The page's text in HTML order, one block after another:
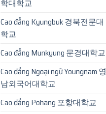
학대학교
Cao đẳng Kyungbuk 경북전문대
학교
Cao đẳng Munkyung 문경대학교
Cao đẳng Ngoại ngữ Youngnam 영
남외국어대학교
Cao đẳng Pohang 포항대학교